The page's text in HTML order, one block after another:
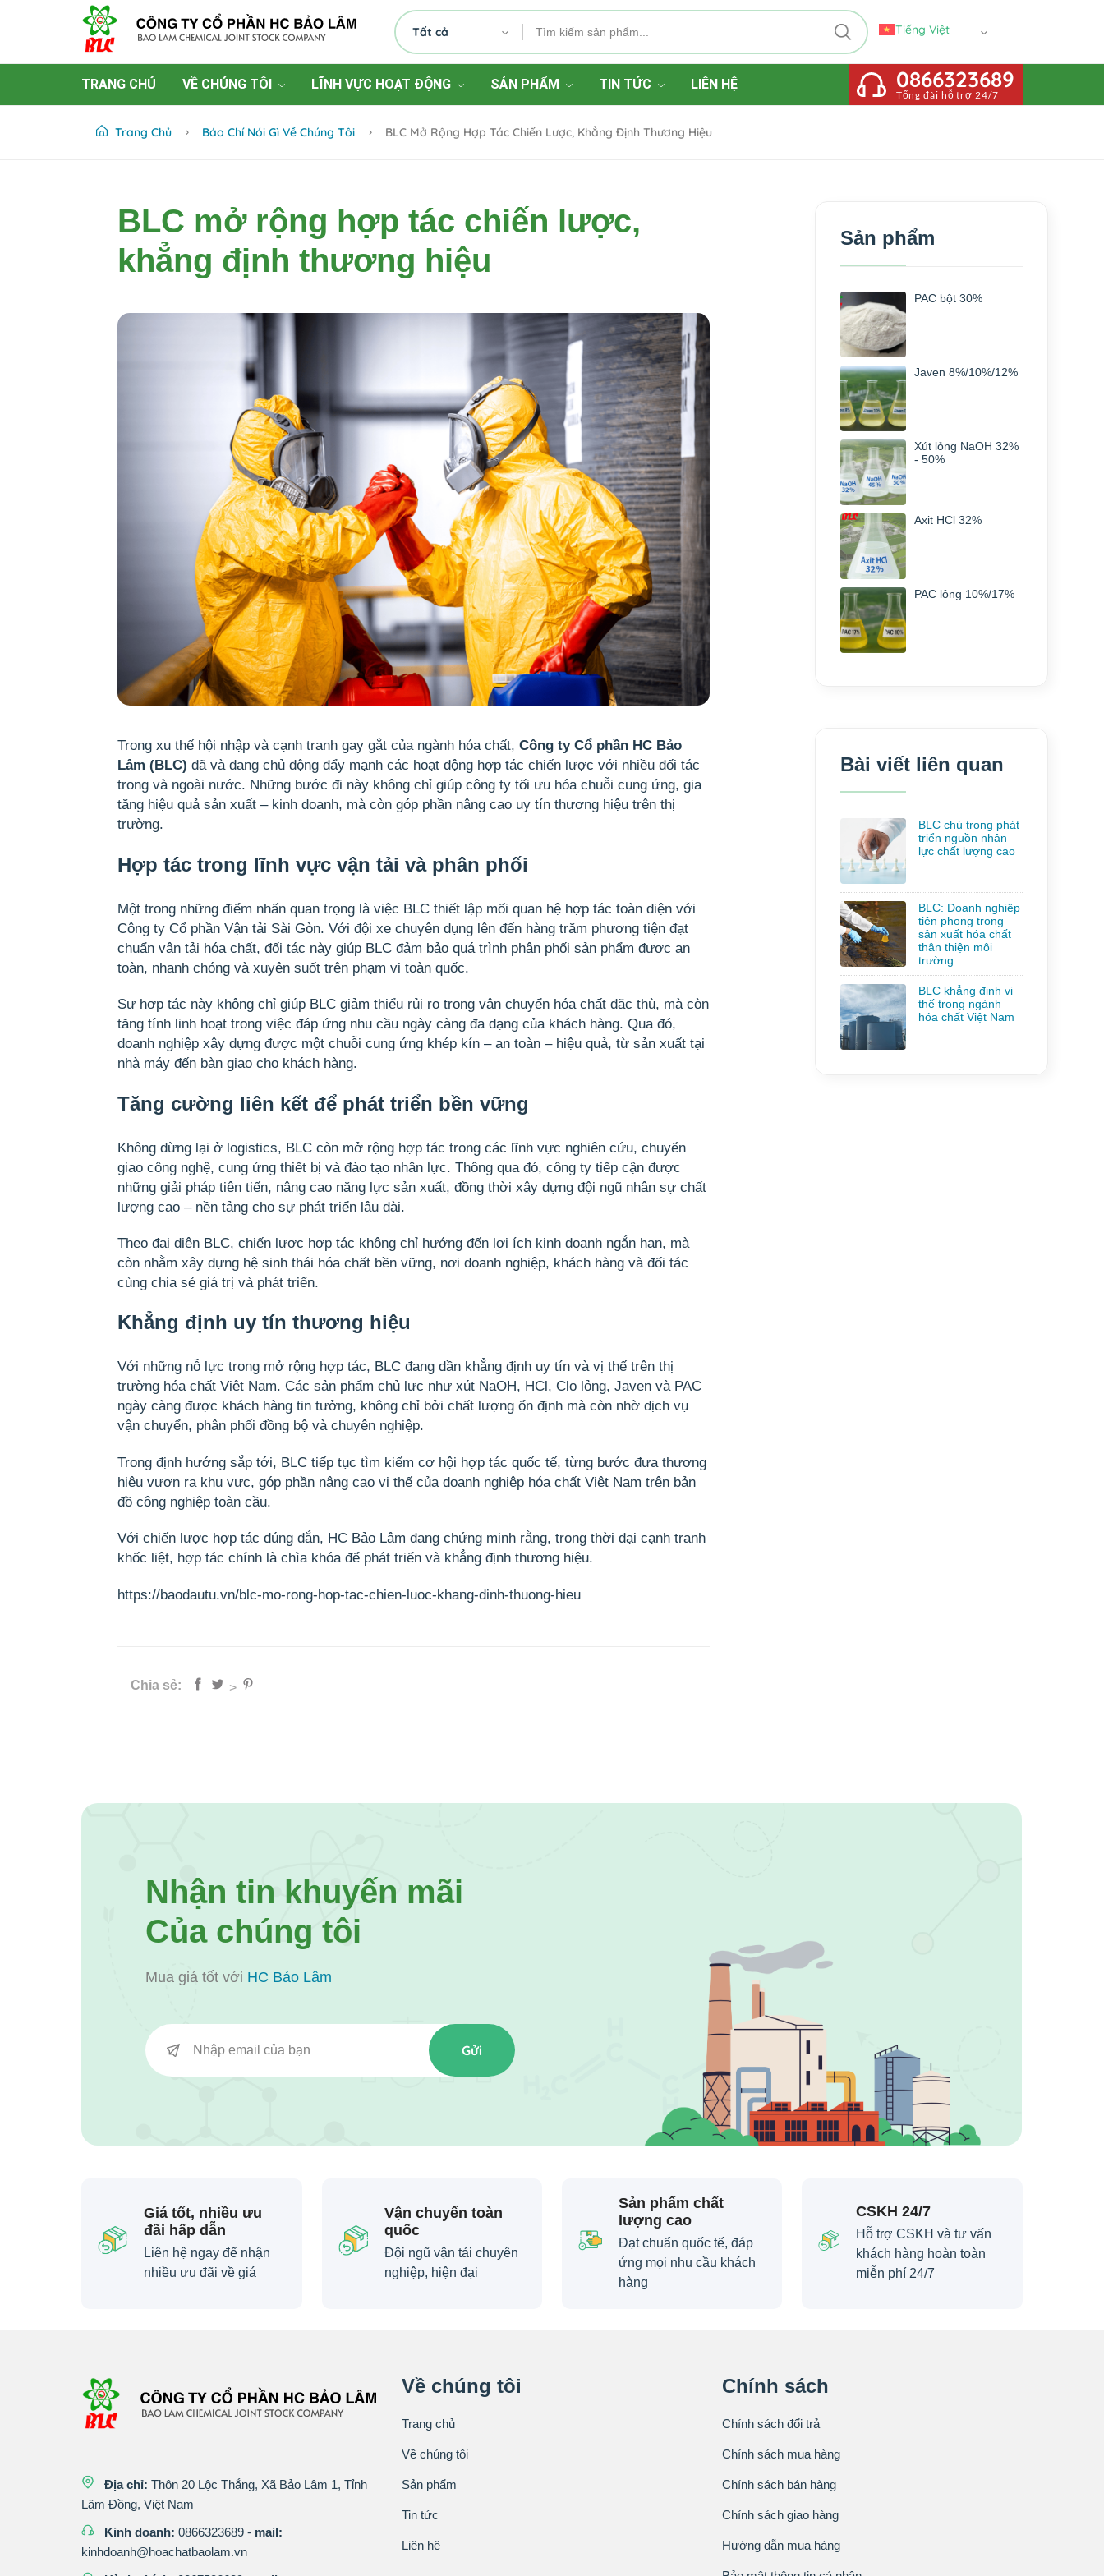
Tất cả Tiếng Việt
TRANG CHỦ VỀ CHÚNG TÔI LĨNH VỰC HOẠT ĐỘNG SẢN PHẨM TIN TỨC LIÊN HỆ 0866323689
Tổng đài hỗ trợ 24/7
Trang Chủ Báo Chí Nói Gì Về Chúng Tôi BLC Mở Rộng Hợp Tác Chiến Lược, Khẳng Định Thương Hiệu
BLC mở rộng hợp tác chiến lược,
khẳng định thương hiệu
Trong xu thế hội nhập và cạnh tranh gay gắt của ngành hóa chất, Công ty Cổ phần HC Bảo
Lâm (BLC) đã và đang chủ động đẩy mạnh các hoạt động hợp tác chiến lược với nhiều đối tác
trong và ngoài nước. Những bước đi này không chỉ giúp công ty tối ưu hóa chuỗi cung ứng, gia
tăng hiệu quả sản xuất – kinh doanh, mà còn góp phần nâng cao uy tín thương hiệu trên thị
trường.
Hợp tác trong lĩnh vực vận tải và phân phối
Một trong những điểm nhấn quan trọng là việc BLC thiết lập mối quan hệ hợp tác toàn diện với
Công ty Cổ phần Vận tải Sài Gòn. Với đội xe chuyên dụng lên đến hàng trăm phương tiện đạt
chuẩn vận tải hóa chất, đối tác này giúp BLC đảm bảo quá trình phân phối sản phẩm được an
toàn, nhanh chóng và xuyên suốt trên phạm vi toàn quốc.
Sự hợp tác này không chỉ giúp BLC giảm thiểu rủi ro trong vận chuyển hóa chất đặc thù, mà còn
tăng tính linh hoạt trong việc đáp ứng nhu cầu ngày càng đa dạng của khách hàng. Qua đó,
doanh nghiệp xây dựng được một chuỗi cung ứng khép kín – an toàn – hiệu quả, từ sản xuất tại
nhà máy đến bàn giao cho khách hàng.
Tăng cường liên kết để phát triển bền vững
Không dừng lại ở logistics, BLC còn mở rộng hợp tác trong các lĩnh vực nghiên cứu, chuyển
giao công nghệ, cung ứng thiết bị và đào tạo nhân lực. Thông qua đó, công ty tiếp cận được
những giải pháp tiên tiến, nâng cao năng lực sản xuất, đồng thời xây dựng đội ngũ nhân sự chất
lượng cao – nền tảng cho sự phát triển lâu dài.
Theo đại diện BLC, chiến lược hợp tác không chỉ hướng đến lợi ích kinh doanh ngắn hạn, mà
còn nhằm xây dựng hệ sinh thái hóa chất bền vững, nơi doanh nghiệp, khách hàng và đối tác
cùng chia sẻ giá trị và phát triển.
Khẳng định uy tín thương hiệu
Với những nỗ lực trong mở rộng hợp tác, BLC đang dần khẳng định uy tín và vị thế trên thị
trường hóa chất Việt Nam. Các sản phẩm chủ lực như xút NaOH, HCl, Clo lỏng, Javen và PAC
ngày càng được khách hàng tin tưởng, không chỉ bởi chất lượng ổn định mà còn nhờ dịch vụ
vận chuyển, phân phối đồng bộ và chuyên nghiệp.
Trong định hướng sắp tới, BLC tiếp tục tìm kiếm cơ hội hợp tác quốc tế, từng bước đưa thương
hiệu vươn ra khu vực, góp phần nâng cao vị thế của doanh nghiệp hóa chất Việt Nam trên bản
đồ công nghiệp toàn cầu.
Với chiến lược hợp tác đúng đắn, HC Bảo Lâm đang chứng minh rằng, trong thời đại cạnh tranh
khốc liệt, hợp tác chính là chìa khóa để phát triển và khẳng định thương hiệu.
https://baodautu.vn/blc-mo-rong-hop-tac-chien-luoc-khang-dinh-thuong-hieu
Chia sẻ: >
Sản phẩm
PAC bột 30%
Javen 8%/10%/12%
Xút lỏng NaOH 32%
- 50%
Axit HCl 32%
PAC lỏng 10%/17%
Bài viết liên quan
BLC chú trọng phát
triển nguồn nhân
lực chất lượng cao
BLC: Doanh nghiệp
tiên phong trong
sản xuất hóa chất
thân thiện môi
trường
BLC khẳng định vị
thế trong ngành
hóa chất Việt Nam
Nhận tin khuyến mãi
Của chúng tôi
Mua giá tốt với HC Bảo Lâm
Gửi
Giá tốt, nhiều ưu
đãi hấp dẫn
Liên hệ ngay để nhận
nhiều ưu đãi về giá
Vận chuyển toàn
quốc
Đội ngũ vận tải chuyên
nghiệp, hiện đại
Sản phẩm chất
lượng cao
Đạt chuẩn quốc tế, đáp
ứng mọi nhu cầu khách
hàng
CSKH 24/7
Hỗ trợ CSKH và tư vấn
khách hàng hoàn toàn
miễn phí 24/7
Địa chỉ:Thôn 20 Lộc Thắng, Xã Bảo Lâm 1, Tỉnh
Lâm Đồng, Việt Nam
Kinh doanh:0866323689- mail:
kinhdoanh@hoachatbaolam.vn
Về chúng tôi
Trang chủ
Về chúng tôi
Sản phẩm
Tin tức
Liên hệ
Chính sách
Chính sách đổi trả
Chính sách mua hàng
Chính sách bán hàng
Chính sách giao hàng
Hướng dẫn mua hàng